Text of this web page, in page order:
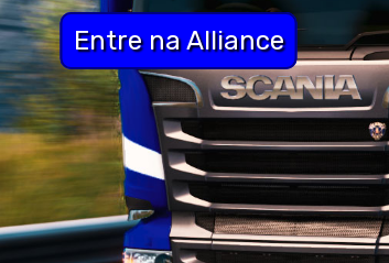
Entre na Alliance